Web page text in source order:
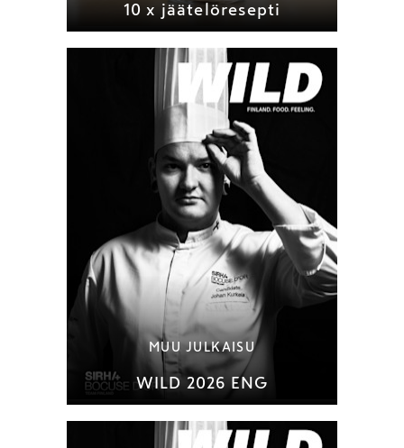
10 x jäätelöresepti
MUU JULKAISU
WILD 2026 ENG